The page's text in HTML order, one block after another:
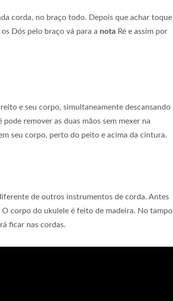
corda, no braço todo. Depois que achar toque
Dós pelo braço vá para a nota Ré e assim por
e seu corpo, simultaneamente descansando
remover as duas mãos sem mexer na
seu corpo, perto do peito e acima da cintura.
de outros instrumentos de corda. Antes
corpo do ukulele é feito de madeira. No tampo
ficar nas cordas.